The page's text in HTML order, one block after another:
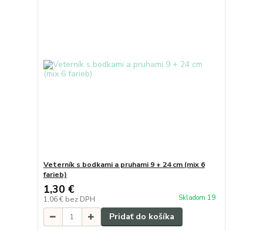
Veterník s bodkami a pruhami 9 + 24 cm (mix 6
farieb)
1,30 €
1,06 € bez DPH Skladom 19
Pridať do košíka